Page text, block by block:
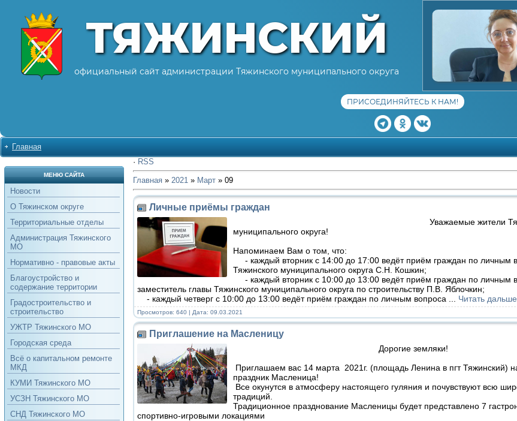
ТЯЖИНСКИЙ
официальный сайт администрации Тяжинского муниципального округа
ПРИСОЕДИНЯЙТЕСЬ К НАМ!
Главная
МЕНЮ САЙТА
Новости
О Тяжинском округе
Территориальные отделы
Администрация Тяжинского
МО
Нормативно - правовые акты
Благоустройство и
содержание территории
Градостроительство и
строительство
УЖТР Тяжинского МО
Городская среда
Всё о капитальном ремонте
МКД
КУМИ Тяжинского МО
УСЗН Тяжинского МО
СНД Тяжинского МО
· RSS
Главная» 2021 » Март » 09
Личные приёмы граждан
Уважаемые жители
муниципального округа!
Напоминаем Вам о том, что:
- каждый вторник с 14:00 до 17:00 ведёт приём граждан по личным
Тяжинского муниципального округа С.Н. Кошкин;
- каждый вторник с 10:00 до 13:00 ведёт приём граждан по личным
заместитель главы Тяжинского муниципального округа по строительству П.В. Яблочкин;
- каждый четверг с 10:00 до 13:00 ведёт приём граждан по личным вопроса
Читать
Просмотров: 640 | Дата: 09.03.2021
Приглашение на Масленицу
Дорогие земляки!
Приглашаем вас 14 марта 2021г. (площадь Ленина в пгт Тяжинский)
праздник Масленица!
Все окунутся в атмосферу настоящего гуляния и почувствуют всю
традиций.
Традиционное празднование Масленицы будет представлено 7
спортивно-игровыми локациями